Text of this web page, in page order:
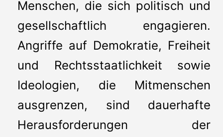
Menschen, die sich politisch und
gesellschaftlich engagieren.
Angriffe auf Demokratie, Freiheit
und Rechtsstaatlichkeit sowie
Ideologien, die Mitmenschen
ausgrenzen, sind dauerhafte
Herausforderungen der